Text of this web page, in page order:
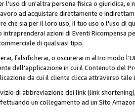
l'uso di un'altra persona fisica o giuridica,
ad acquistare direttamente o
che sia per il loro uso, il tuo uso o l'uso di
intraprenderai azioni di Eventi
di qualsiasi tipo.
falsificherai, o oscurerai in altro modo
dell'applicazione in cui il Contenuto del
da cui il cliente clicca attraverso tale
di abbreviazione dei link (link
un collegamento ad un Sito